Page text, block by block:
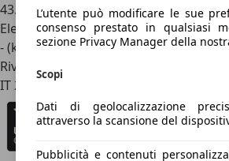
43.295 km
Elettrica
- (kWh/100 km)
Rivenditore
IT 20010
Arluno - Milano - Mi
L’utente può modificare le sue
consenso prestato in qualsiasi
sezione Privacy Manager della
Scopi
Dati di geolocalizzazione
attraverso la scansione del
Pubblicità e contenuti